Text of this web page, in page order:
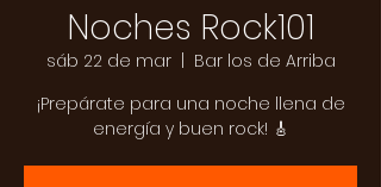
Noches Rock101
sáb 22 de mar
  |
Bar los de Arriba
¡Prepárate para una noche llena de
energía y buen rock! 🎸